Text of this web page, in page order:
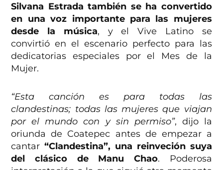
Silvana Estrada también se ha convertido
en una voz importante para las mujeres
desde la música, y el Vive Latino se
convirtió en el escenario perfecto para las
dedicatorias especiales por el Mes de la
Mujer.
“Esta canción es para todas las
clandestinas; todas las mujeres que viajan
por el mundo con y sin permiso”, dijo la
oriunda de Coatepec antes de empezar a
cantar“Clandestina”, una reinveción suya
del clásico de Manu Chao. Poderosa